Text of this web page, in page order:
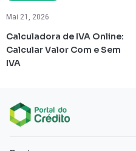
Mai 21, 2026
Calculadora de IVA Online:
Calcular Valor Com e Sem
IVA